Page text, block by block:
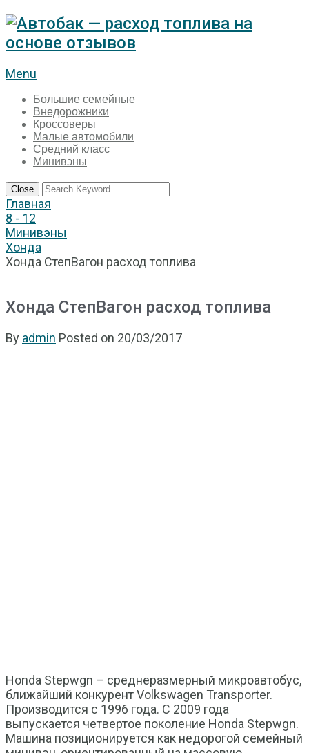
Menu
Большие семейные
Внедорожники
Кроссоверы
Малые автомобили
Средний класс
Минивэны
Close
Главная
8 - 12
Минивэны
Хонда
Хонда СтепВагон расход топлива
Хонда СтепВагон расход топлива
By admin Posted on 20/03/2017
Honda Stepwgn – среднеразмерный микроавтобус,
ближайший конкурент Volkswagen Transporter.
Производится с 1996 года. С 2009 года
выпускается четвертое поколение Honda Stepwgn.
Машина позиционируется как недорогой семейный